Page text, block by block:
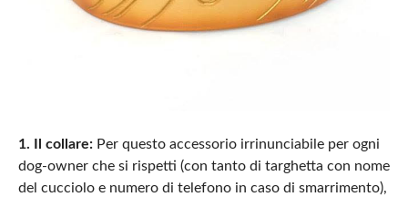
1. Il collare:Per questo accessorio irrinunciabile per ogni
dog-owner che si rispetti (con tanto di targhetta con nome
del cucciolo e numero di telefono in caso di smarrimento),